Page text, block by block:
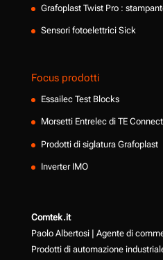
Grafoplast Twist Pro :
Sensori fotoelettrici Sick
Focus prodotti
Essailec Test Blocks
Morsetti Entrelec di TE
Prodotti di siglatura Grafoplast
Inverter IMO
Comtek.it
Paolo Albertosi | Agente di
Prodotti di automazione